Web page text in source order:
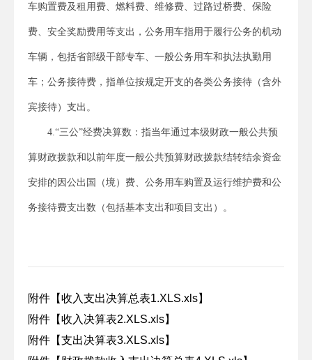
车购置费及租用费、燃料费、维修费、过路过桥费、保险
费、安全奖励费用等支出，公务用车指用于履行公务的机动
车辆，包括省部级干部专车、一般公务用车和执法执勤用
车；公务接待费，指单位按规定开支的各类公务接待（含外
宾接待）支出。
4.“三公”经费决算数：指当年通过本级财政一般公共预
算财政拨款和以前年度一般公共预算财政拨款结转结余资金
安排的因公出国（境）费、公务用车购置及运行维护费和公
务接待费支出数（包括基本支出和项目支出）。
附件【收入支出决算总表1.XLS.xls】
附件【收入决算表2.XLS.xls】
附件【支出决算表3.XLS.xls】